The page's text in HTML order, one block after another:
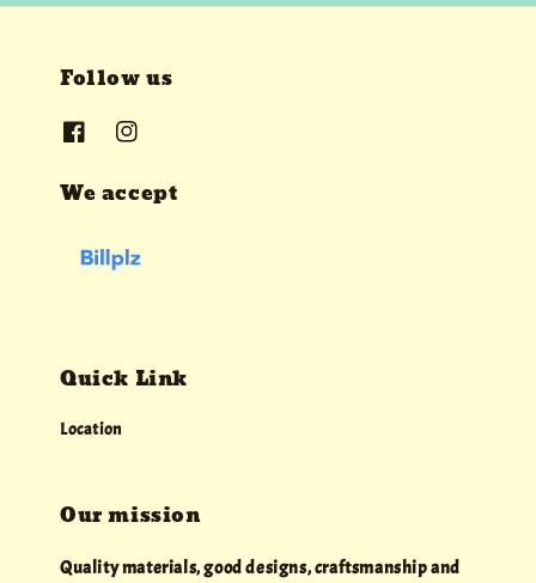
Follow us
We accept
Quick Link
Location
Our mission
Quality materials, good designs, craftsmanship and